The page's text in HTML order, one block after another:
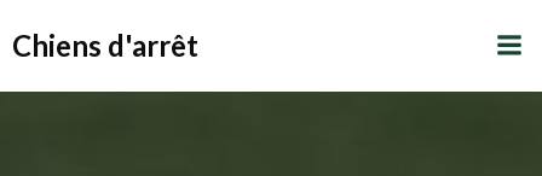
Chiens d'arrêt